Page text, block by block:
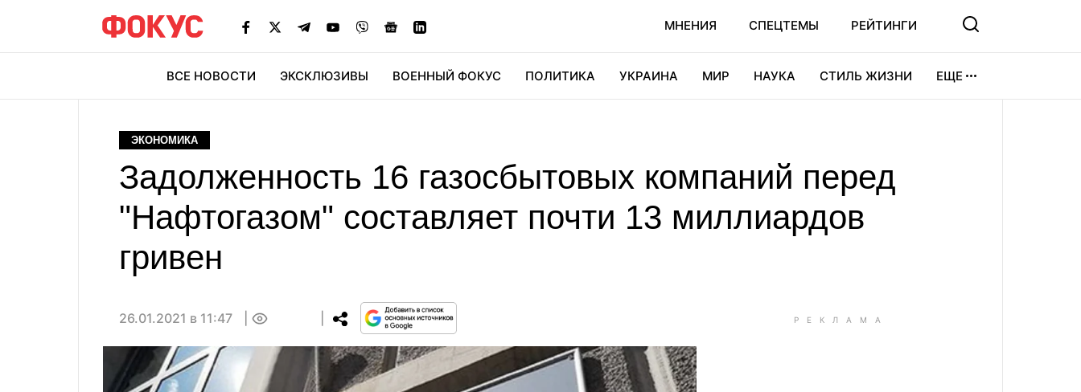
МНЕНИЯ СПЕЦТЕМЫ РЕЙТИНГИ
ВСЕ НОВОСТИ ЭКСКЛЮЗИВЫ ВОЕННЫЙ ФОКУС ПОЛИТИКА УКРАИНА МИР НАУКА СТИЛЬ ЖИЗНИ ЕЩЕ
ЭКОНОМИКА
Задолженность 16 газосбытовых компаний перед
"Нафтогазом" составляет почти 13 миллиардов
гривен
26.01.2021 в 11:47